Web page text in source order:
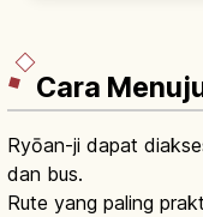
Cara
Ryōan-ji dapat
dan bus.
Rute yang paling